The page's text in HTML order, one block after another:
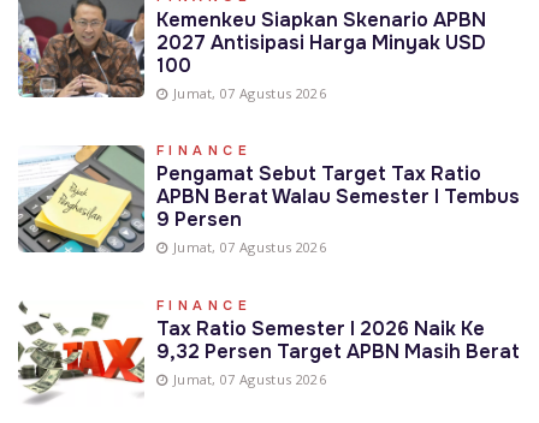
Kemenkeu Siapkan Skenario APBN
2027 Antisipasi Harga Minyak USD
100
Jumat, 07 Agustus 2026
FINANCE
Pengamat Sebut Target Tax Ratio
APBN Berat Walau Semester I Tembus
9 Persen
Jumat, 07 Agustus 2026
FINANCE
Tax Ratio Semester I 2026 Naik Ke
9,32 Persen Target APBN Masih Berat
Jumat, 07 Agustus 2026